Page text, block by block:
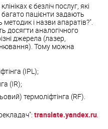
є безліч послуг, які
пацієнти задають
і назви апаратів?".
досягти аналогічного
джерела (лазер,
Тому можна
(IPL);
(IR);
термоліфтінга (RF).
translate.yandex.ru.